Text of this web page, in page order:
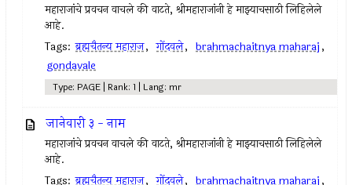
महाराजांचे प्रवचन वाचले की वाटते, श्रीमहाराजांनी हे माझ्याचसाठी लिहिलेले
आहे.
Tags: ब्रह्मचैतन्य महाराज, गोंदवले, brahmachaitnya maharaj,
gondavale
Type: PAGE | Rank: 1 | Lang: mr
जानेवारी ३ - नाम
महाराजांचे प्रवचन वाचले की वाटते, श्रीमहाराजांनी हे माझ्याचसाठी लिहिलेले
आहे.
Tags: ब्रह्मचैतन्य महाराज, गोंदवले, brahmachaitnya maharaj,